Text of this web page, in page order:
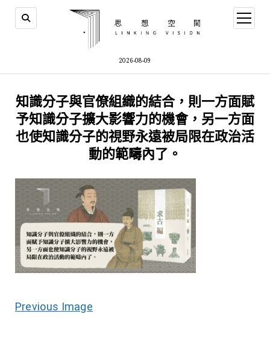
2026-08-09
open
menu
知識分子與官僚組織的結合，則一方面賦
予知識分子擴大影響力的機會，另一方面
也使知識分子的視野永遠被局限在政治活
動的範疇內了。
Previous Image